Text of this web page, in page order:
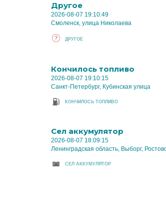
Другое
2026-08-07 19:10:49
Смоленск, улица Николаева
ДРУГОЕ
Кончилось топливо
2026-08-07 19:10:15
Санкт-Петербург, Кубинская улица
КОНЧИЛОСЬ ТОПЛИВО
Cел аккумулятор
2026-08-07 18:09:15
Ленинградская область, Выборг,
CЕЛ АККУМУЛЯТОР